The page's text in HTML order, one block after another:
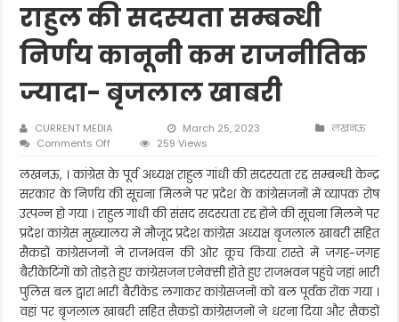
राहुल की सदस्यता सम्बन्धी
निर्णय कानूनी कम राजनीतिक
ज्यादा- बृजलाल खाबरी
CURRENT MEDIA March 25, 2023
लखनऊ
Comments Off
की
सदस्यता
सम्बन्धी
निर्णय
कानूनी
कम
राजनीतिक
ज्यादा-
बृजलाल
खाबरी
259 Views
लखनऊ, । कांग्रेस के पूर्व अध्यक्ष राहुल गांधी की सदस्यता रद्द सम्बन्धी केन्द्र
सरकार के निर्णय की सूचना मिलने पर प्रदेश के कांग्रेसजनों में व्यापक रोष
उत्पन्न हो गया । राहुल गांधी की संसद सदस्यता रद्द होने की सूचना मिलने पर
प्रदेश कांग्रेस मुख्यालय में मौजूद प्रदेश कांग्रेस अध्यक्ष बृजलाल खाबरी सहित
सैकड़ों कांग्रेसजनों ने राजभवन की ओर कूच किया रास्ते में जगह-जगह
बैरीकेटिंगों को तोड़ते हुए कांग्रेसजन एनेक्सी होते हुए राजभवन पहुंचे जहां भारी
पुलिस बल द्वारा भारी बैरीकेड लगाकर कांग्रेसजनों को बल पूर्वक रोंक गया ।
वहां पर बृजलाल खाबरी सहित सैकड़ों कांग्रेसजनों ने धरना दिया और सैकड़ों